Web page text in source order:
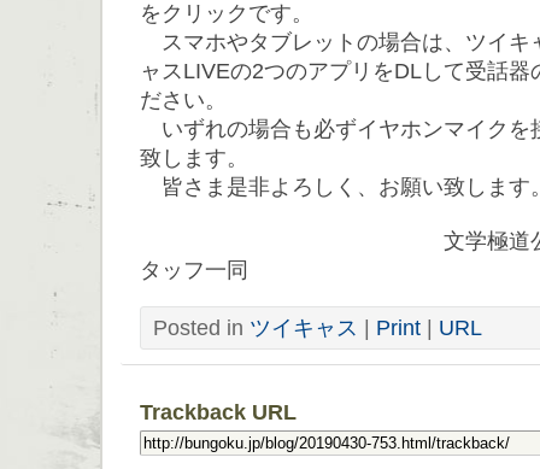
をクリックです。
スマホやタブレットの場合は、ツイキ
ャスLIVEの2つのアプリをDLして受話
ださい。
いずれの場合も必ずイヤホンマイクを
致します。
皆さま是非よろしく、お願い致します
文学極道公式ツイ
タッフ一同
Posted in ツイキャス | Print | URL
Trackback URL